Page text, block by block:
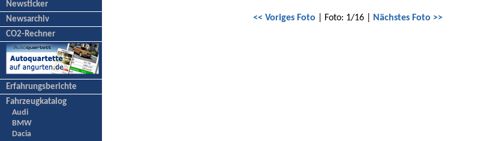
Newsticker
Newsarchiv
CO2-Rechner
Erfahrungsberichte
Fahrzeugkatalog
Audi
BMW
Dacia
<< Voriges Foto | Foto: 1/16 | Nächstes Foto >>